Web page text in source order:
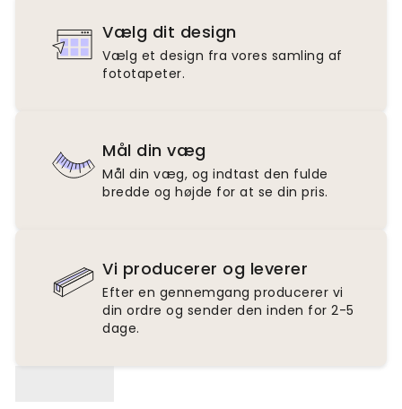
Vælg dit design
Vælg et design fra vores samling af
fototapeter.
Mål din væg
Mål din væg, og indtast den fulde
bredde og højde for at se din pris.
Vi producerer og leverer
Efter en gennemgang producerer vi
din ordre og sender den inden for 2-5
dage.